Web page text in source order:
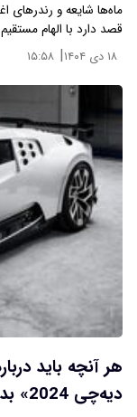
ماه‌ها شایعه و رندرهای
قصد دارد با الهام
۱۸ دی ۱۴۰۴ | ۱۵:۵۸
هر آنچه باید
دیه‌چی 2024» بدانید